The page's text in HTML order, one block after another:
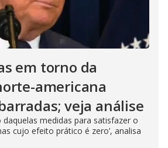
em torno da
americana
veja análise
daquelas medidas para satisfazer o
cujo efeito prático é zero’, analisa